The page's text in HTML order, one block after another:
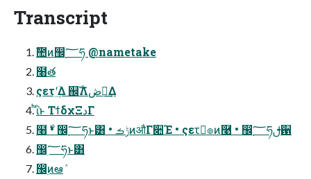
Transcript
ࣾ಺ͷ඼࣭؅ཧ @nametake
໨త
ςετʹؔ͢Δ ஌ࣝΛڞ༗͢Δ
ͪΐͬͱ ΤϯδχΞدΓ
໨࣍ • ඼࣭؅ཧͱ͸ • ݱࡏͷऔΓ૊Έ • ςετٕ๏ͷ࿩ • ඼࣭؅ཧࢦ਑
඼࣭؅ཧͱ͸
඼࣭ͷఆٛ